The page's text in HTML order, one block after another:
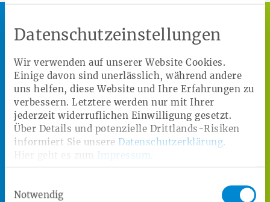
Datenschutzeinstellungen
Wir verwenden auf unserer Website Cookies.
Einige davon sind unerlässlich, während andere
uns helfen, diese Website und Ihre Erfahrungen zu
verbessern. Letztere werden nur mit Ihrer
jederzeit widerruflichen Einwilligung gesetzt.
Über Details und potenzielle Drittlands-Risiken
informiert Sie unsere Datenschutzerklärung.
Impressum
Notwendig
Heimat definieren wir da, wo wir uns wohlfühlen,
wo es Menschen gibt, die für uns da sind. Wir
möchten, dass es Ihnen gut geht. Die Heimat
Krankenkasse ist eine bundesweit geöffnete
Betriebskrankenkasse mit über 112.000